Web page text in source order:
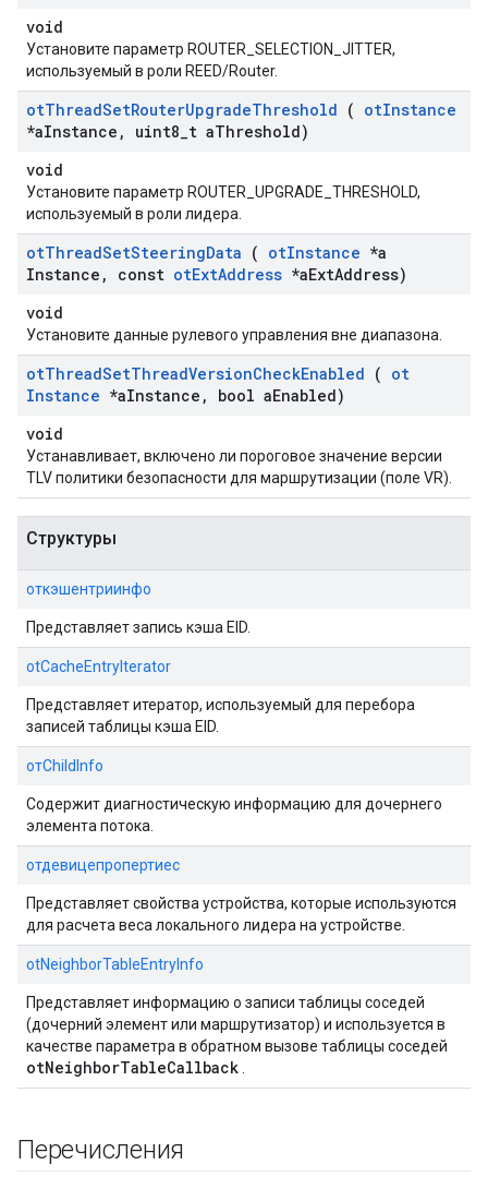
void
Установите параметр ROUTER_SELECTION_JITTER,
используемый в роли REED/Router.
otThreadSetRouterUpgradeThreshold ( otInstance
*aInstance , uint8 t aThreshold)
void
Установите параметр ROUTER_UPGRADE_THRESHOLD,
используемый в роли лидера.
otThreadSetSteeringData ( otInstance *a
Instance , const otExtAddress *aExtAddress)
void
Установите данные рулевого управления вне диапазона.
otThreadSetThreadVersionCheckEnabled ( ot
Instance *aInstance , bool aEnabled)
void
Устанавливает, включено ли пороговое значение версии
TLV политики безопасности для маршрутизации (поле VR).
Структуры
откэшентриинфо
Представляет запись кэша EID.
otCacheEntryIterator
Представляет итератор, используемый для перебора
записей таблицы кэша EID.
отChildInfo
Содержит диагностическую информацию для дочернего
элемента потока.
отдевицепропертиес
Представляет свойства устройства, которые используются
для расчета веса локального лидера на устройстве.
otNeighborTableEntryInfo
Представляет информацию о записи таблицы соседей
(дочерний элемент или маршрутизатор) и используется в
качестве параметра в обратном вызове таблицы соседей
otNeighborTableCallback
Перечисления